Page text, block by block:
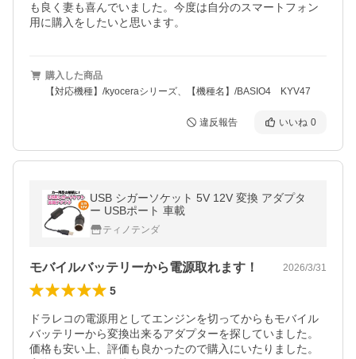
も良く妻も喜んでいました。今度は自分のスマートフォン
用に購入をしたいと思います。
購入した商品
【対応機種】/kyoceraシリーズ、【機種名】/BASIO4 KYV47
違反報告 いいね 0
USB シガーソケット 5V 12V 変換 アダプタ
ー USBポート 車載
ティノテンダ
モバイルバッテリーから電源取れます！ 2026/3/31
5
ドラレコの電源用としてエンジンを切ってからもモバイル
バッテリーから変換出来るアダプターを探していました。
価格も安い上、評価も良かったので購入にいたりました。